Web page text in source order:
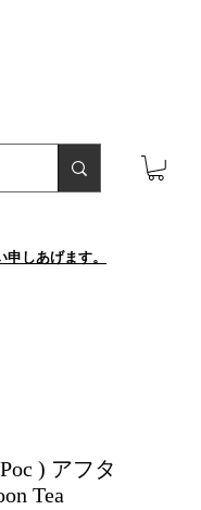
しあげます。
) アフタ
Tea